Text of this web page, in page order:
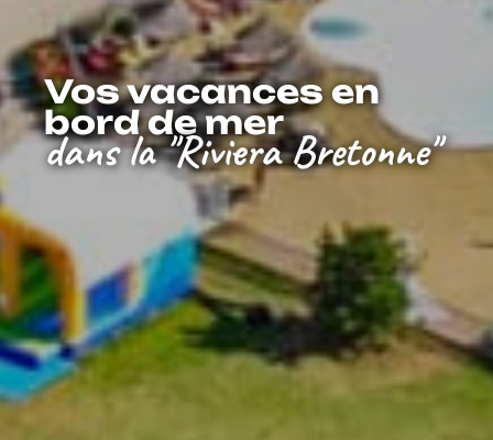
Vos vacances en
bord de mer
dans la "Riviera Bretonne"